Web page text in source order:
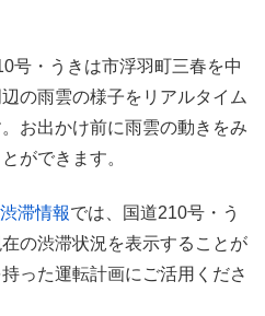
号・うきは市浮羽町三春を中
の雨雲の様子をリアルタイム
お出かけ前に雨雲の動きをみ
ができます。
滞情報では、国道210号・う
の渋滞状況を表示することが
った運転計画にご活用くださ